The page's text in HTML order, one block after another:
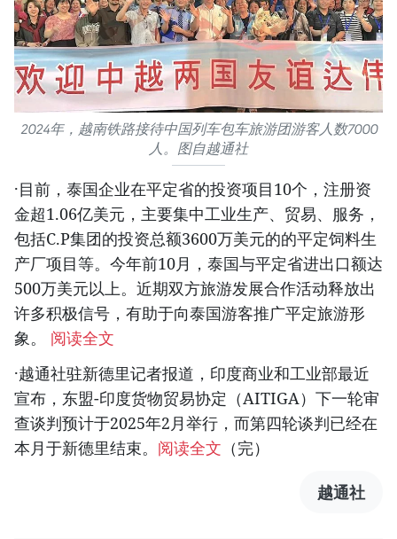
2024年，越南铁路接待中国列车包车旅游团游客人数7000
人。图自越通社
·目前，泰国企业在平定省的投资项目10个，注册资
金超1.06亿美元，主要集中工业生产、贸易、服务，
包括C.P集团的投资总额3600万美元的的平定饲料生
产厂项目等。今年前10月，泰国与平定省进出口额达
500万美元以上。近期双方旅游发展合作活动释放出
许多积极信号，有助于向泰国游客推广平定旅游形
象。 阅读全文
·越通社驻新德里记者报道，印度商业和工业部最近
宣布，东盟-印度货物贸易协定（AITIGA）下一轮审
查谈判预计于2025年2月举行，而第四轮谈判已经在
本月于新德里结束。 阅读全文 （完）
越通社